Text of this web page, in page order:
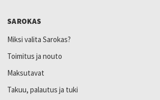
SAROKAS
Miksi valita Sarokas?
Toimitus ja nouto
Maksutavat
Takuu, palautus ja tuki